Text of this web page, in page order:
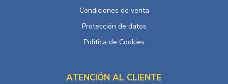
Condiciones de venta
Protección de datos
Política de Cookies
ATENCIÓN AL CLIENTE